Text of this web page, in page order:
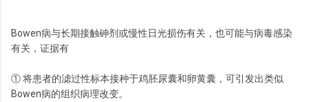
Bowen病与长期接触砷剂或慢性日光损伤有关，也可能与病毒感染
有关，证据有
① 将患者的滤过性标本接种于鸡胚尿囊和卵黄囊，可引发出类似
Bowen病的组织病理改变。